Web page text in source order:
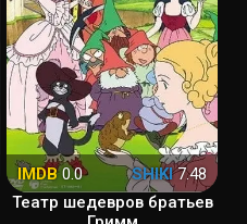
IMDB0.0 SHIKI7.48
Театр шедевров братьев